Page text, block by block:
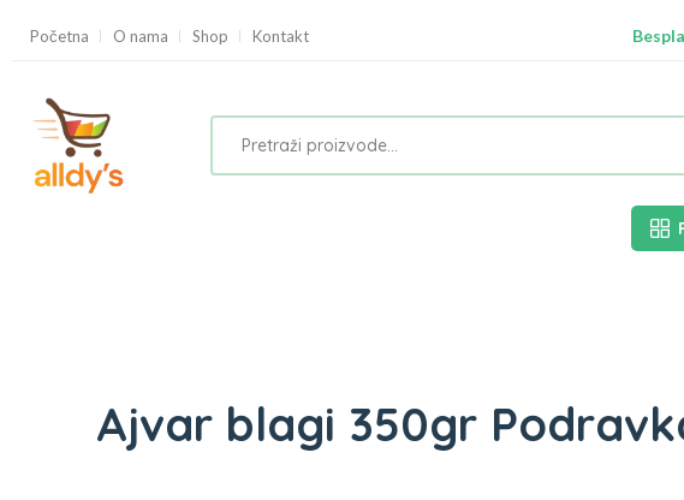
Početna O nama Shop Kontakt
Ajvar blagi 350gr